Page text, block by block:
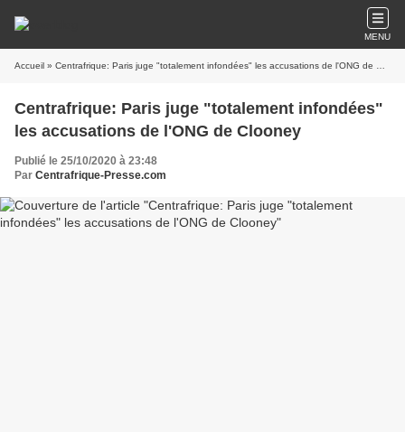
MENU
Accueil » Centrafrique: Paris juge "totalement infondées" les accusations de l'ONG de Clooney
Centrafrique: Paris juge "totalement infondées"
les accusations de l'ONG de Clooney
Publié le 25/10/2020 à 23:48
Par Centrafrique-Presse.com